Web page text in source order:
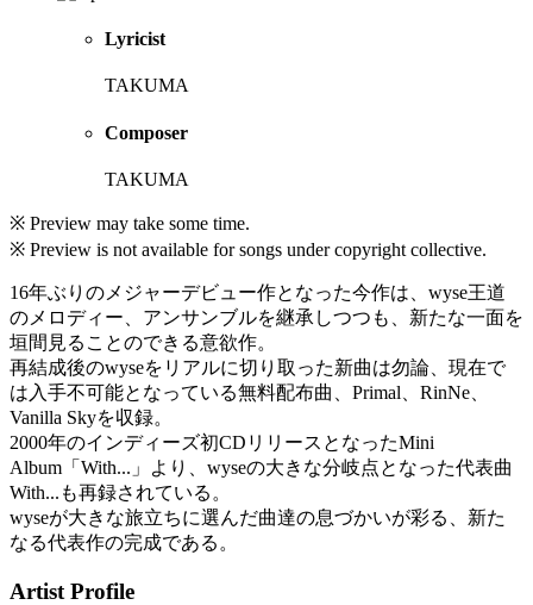
Lyricist
TAKUMA
Composer
TAKUMA
※ Preview may take some time.
※ Preview is not available for songs under copyright collective.
16年ぶりのメジャーデビュー作となった今作は、wyse王道
のメロディー、アンサンブルを継承しつつも、新たな一面を
垣間見ることのできる意欲作。
再結成後のwyseをリアルに切り取った新曲は勿論、現在で
は入手不可能となっている無料配布曲、Primal、RinNe、
Vanilla Skyを収録。
2000年のインディーズ初CDリリースとなったMini
Album「With...」より、wyseの大きな分岐点となった代表曲
With...も再録されている。
wyseが大きな旅立ちに選んだ曲達の息づかいが彩る、新た
なる代表作の完成である。
Artist Profile